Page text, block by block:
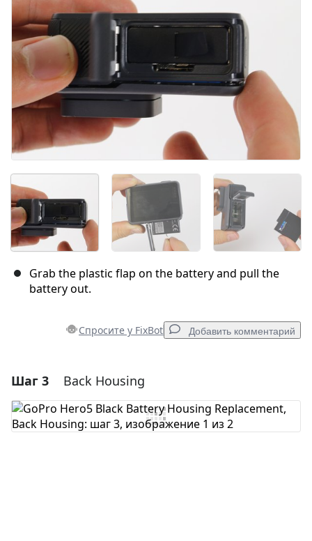
Отмена Оставить комментарий
Grab the plastic flap on the battery and pull the
battery out.
Спросите у FixBot Добавить комментарий
Добавить комментарий
Добавить комментарий
Шаг 3 Back Housing